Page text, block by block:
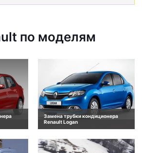
по моделям
Замена трубки кондиционера
Renault Logan